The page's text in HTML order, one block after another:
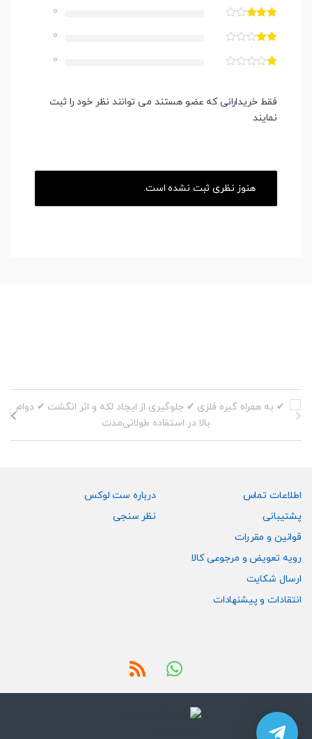
0
0
0
فقط خریدارانی که عضو هستند می توانند نظر خود را ثبت
نمایند
هنوز نظری ثبت نشده است.
اطلاعات تماس
پشتیبانی
قوانین و مقررات
رویه تعویض و مرجوعی کالا
ارسال شکایت
انتقادات و پیشنهادات
درباره ست لوکس
نظر سنجی